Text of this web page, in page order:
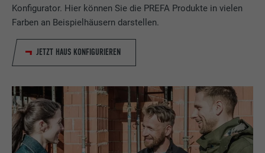
Konfigurator. Hier können Sie die PREFA Produkte in vielen
Farben an Beispielhäusern darstellen.
JETZT HAUS KONFIGURIEREN